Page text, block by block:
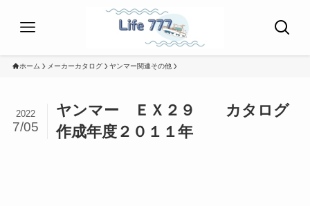
ホーム メーカーカタログ ヤンマー関連その他
ヤンマー ＥＸ２９ カタログ
作成年度２０１１年
2022
7/05